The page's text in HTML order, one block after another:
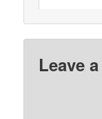
Leave